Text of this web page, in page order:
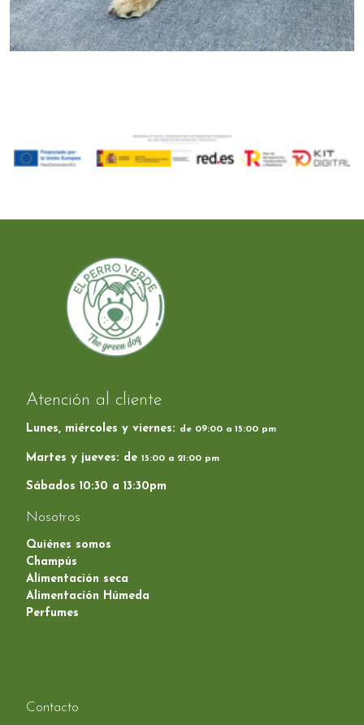
Atención al cliente
Lunes, miércoles y viernes: de 09:00 a 15:00 pm
Martes y jueves: de 15:00 a 21:00 pm
Sábados 10:30 a 13:30pm
Nosotros
Quiénes somos
Champús
Alimentación seca
Alimentación Húmeda
Perfumes
Contacto